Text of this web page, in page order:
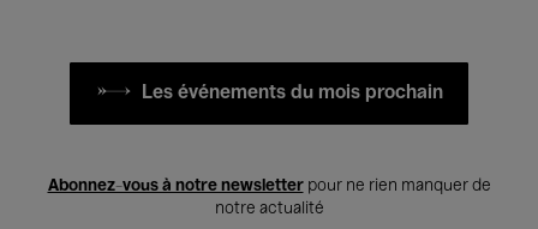
Les événements du mois prochain
Abonnez-vous à notre newsletterpour ne rien manquer de
notre actualité